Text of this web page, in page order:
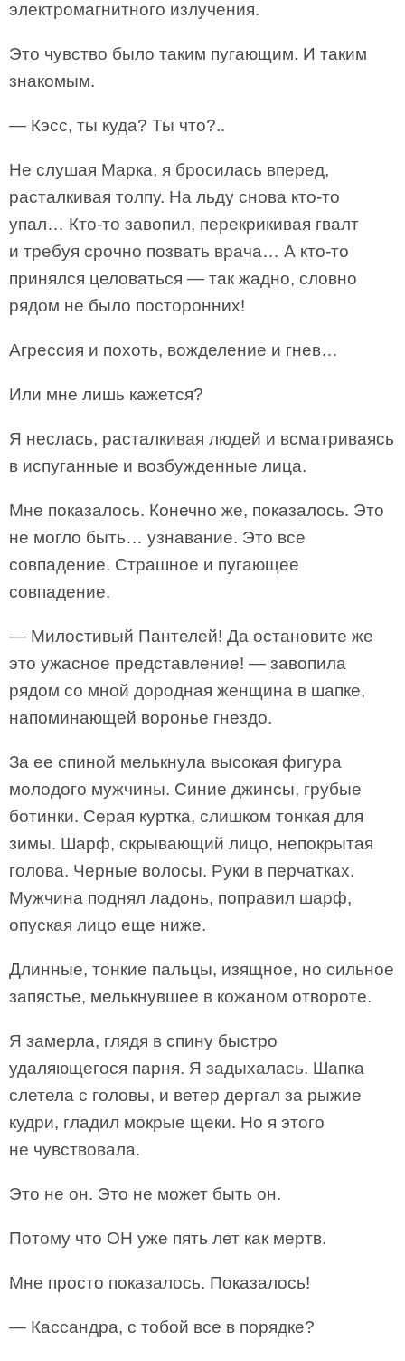
электромагнитного излучения.
Это чувство было таким пугающим. И таким
знакомым.
— Кэсс, ты куда? Ты что?..
Не слушая Марка, я бросилась вперед,
расталкивая толпу. На льду снова кто-то
упал… Кто-то завопил, перекрикивая гвалт
и требуя срочно позвать врача… А кто-то
принялся целоваться — так жадно, словно
рядом не было посторонних!
Агрессия и похоть, вожделение и гнев…
Или мне лишь кажется?
Я неслась, расталкивая людей и всматриваясь
в испуганные и возбужденные лица.
Мне показалось. Конечно же, показалось. Это
не могло быть… узнавание. Это все
совпадение. Страшное и пугающее
совпадение.
— Милостивый Пантелей! Да остановите же
это ужасное представление! — завопила
рядом со мной дородная женщина в шапке,
напоминающей воронье гнездо.
За ее спиной мелькнула высокая фигура
молодого мужчины. Синие джинсы, грубые
ботинки. Серая куртка, слишком тонкая для
зимы. Шарф, скрывающий лицо, непокрытая
голова. Черные волосы. Руки в перчатках.
Мужчина поднял ладонь, поправил шарф,
опуская лицо еще ниже.
Длинные, тонкие пальцы, изящное, но сильное
запястье, мелькнувшее в кожаном отвороте.
Я замерла, глядя в спину быстро
удаляющегося парня. Я задыхалась. Шапка
слетела с головы, и ветер дергал за рыжие
кудри, гладил мокрые щеки. Но я этого
не чувствовала.
Это не он. Это не может быть он.
Потому что ОН уже пять лет как мертв.
Мне просто показалось. Показалось!
— Кассандра, с тобой все в порядке?